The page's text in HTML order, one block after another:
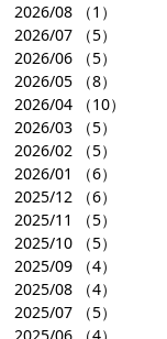
2026/08 （1）
2026/07 （5）
2026/06 （5）
2026/05 （8）
2026/04 （10）
2026/03 （5）
2026/02 （5）
2026/01
（6）
2025/12 （6）
2025/11
（5）
2025/10 （5）
2025/09 （4）
2025/08 （4）
2025/07 （5）